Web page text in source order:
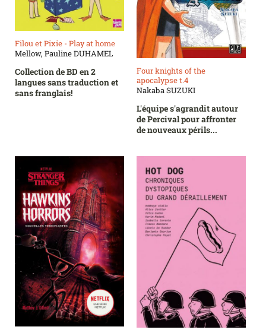
Filou et Pixie - Play at home
Mellow, Pauline DUHAMEL
Collection de BD en 2
langues sans traduction et
sans franglais!
Four knights of the
apocalypse t.4
Nakaba SUZUKI
L'équipe s'agrandit autour
de Percival pour affronter
de nouveaux périls...